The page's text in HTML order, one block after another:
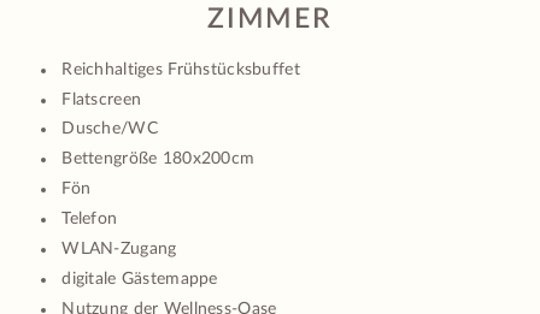
ZIMMER
Reichhaltiges Frühstücksbuffet
Flatscreen
Dusche/WC
Bettengröße 180x200cm
Fön
Telefon
WLAN-Zugang
digitale Gästemappe
Nutzung der Wellness-Oase